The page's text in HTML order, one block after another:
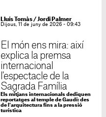
Lluís Tomàs/ Jordi Palmer
Dijous, 11 de juny de 2026 - 09:43
El món ens mira: així
explica la premsa
internacional
l'espectacle de la
Sagrada Família
Els mitjans internacionals dediquen
reportatges al temple de Gaudí: des
de l'arquitectura fins a la pressió
turística